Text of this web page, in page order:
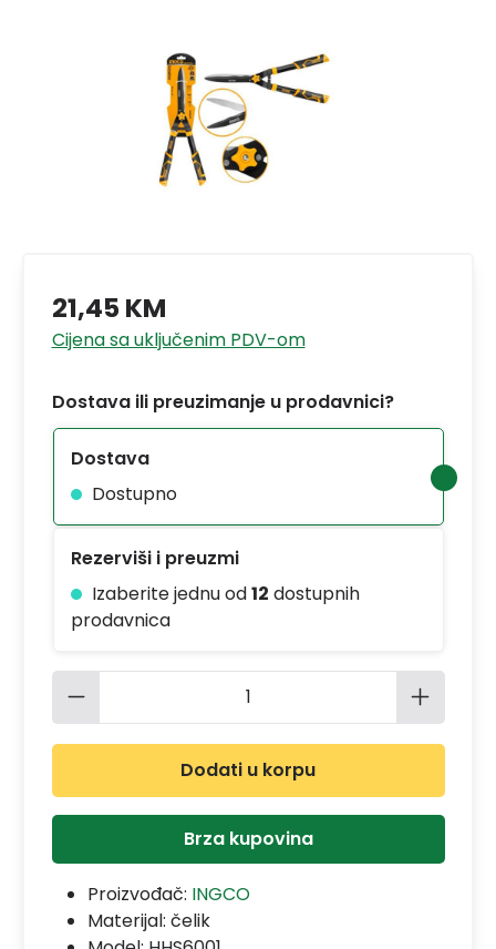
21,45 KM
Cijena sa uključenim PDV-om
Dostava ili preuzimanje u prodavnici?
Dostava
Dostupno
Rezerviši i preuzmi
Izaberite jednu od12 dostupnih
prodavnica
Količina proizvoda: Unesite
Dodati u korpu
Brza kupovina
Proizvođač: INGCO
Materijal: čelik